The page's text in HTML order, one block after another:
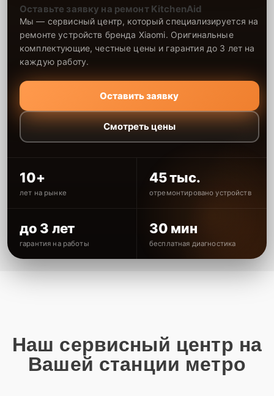
Оставьте заявку на ремонт KitchenAid
Мы — сервисный центр, который специализируется на
ремонте устройств бренда Xiaomi. Оригинальные
комплектующие, честные цены и гарантия до 3 лет на
каждую работу.
Оставить заявку
Смотреть цены
10+
лет на рынке
45 тыс.
отремонтировано устройств
до 3 лет
гарантия на работы
30 мин
бесплатная диагностика
Наш сервисный центр на
Вашей станции метро